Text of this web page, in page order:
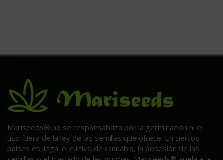
Mariseeds® no se responsabiliza por la germinación ni el
uso fuera de la ley de las semillas que ofrece. En ciertos
países es ilegal el cultivo de cannabis, la posesión de las